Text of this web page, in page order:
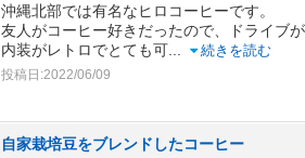
沖縄北部では有名なヒロコーヒーです。
友人がコーヒー好きだったので、ドライブが
内装がレトロでとても可
続きを読む
投稿日:2022/06/09
自家栽培豆をブレンドしたコーヒー